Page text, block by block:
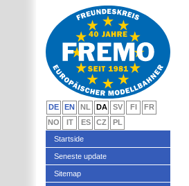
DE EN NL DA SV FI
FR
NO
IT ES CZ
PL
Startside
Seneste update
Sitemap